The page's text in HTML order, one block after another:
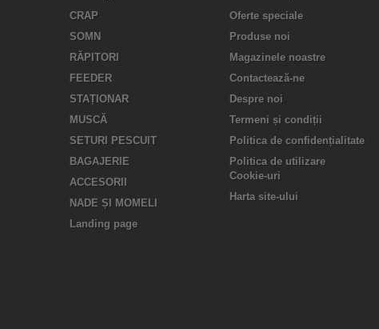
CRAP
SOMN
RĂPITORI
FEEDER
STAȚIONAR
MUSCĂ
SETURI PESCUIT
BAGAJERIE
ACCESORII
NADE ȘI MOMELI
Landing page
Oferte speciale
Produse noi
Magazinele noastre
Contactează-ne
Despre noi
Termeni și condiții
Politica de confidențialitate
Politica de utilizare
Cookie-uri
Harta site-ului